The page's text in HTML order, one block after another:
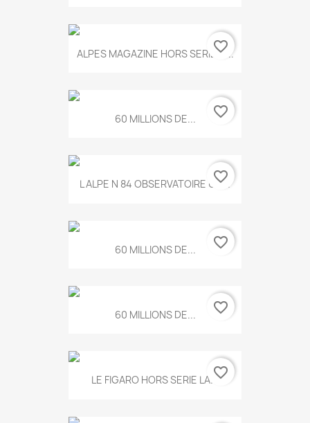
ALPES MAGAZINE HORS SERIE N...
favorite_border
60 MILLIONS DE... favorite_border
L ALPE N 84 OBSERVATOIRE UN...
favorite_border
60 MILLIONS DE... favorite_border
60 MILLIONS DE... favorite_border
LE FIGARO HORS SERIE LA...favorite_border